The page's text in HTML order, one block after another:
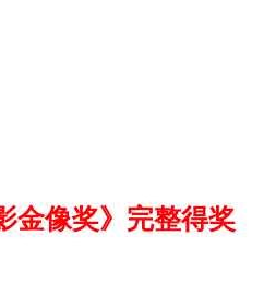
金像奖》完整得奖